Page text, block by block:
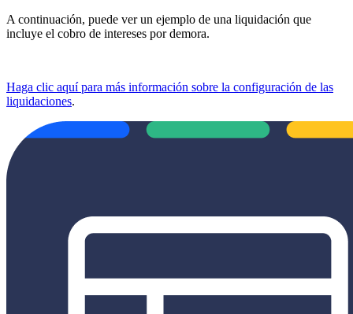
A continuación, puede ver un ejemplo de una liquidación que
incluye el cobro de intereses por demora.
Haga clic aquí para más información sobre la configuración de las
liquidaciones.